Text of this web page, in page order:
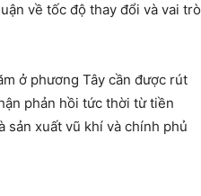
về tốc độ thay đổi và vai trò
ở phương Tây cần được rút
phản hồi tức thời từ tiền
sản xuất vũ khí và chính phủ